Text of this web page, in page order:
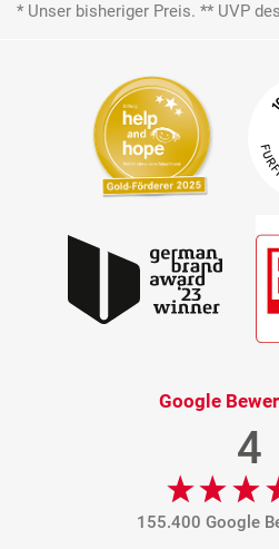
* Unser bisheriger Preis. ** UVP
Google
4
155.400 Google